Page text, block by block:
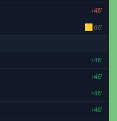
↓46'
🟨66'
↑46'
↑46'
↑46'
↑46'